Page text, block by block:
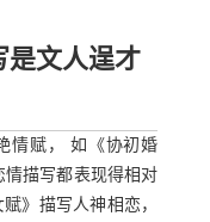
是文人逞才
情赋， 如《协初婚
情描写都表现得相对
》描写人神相恋，